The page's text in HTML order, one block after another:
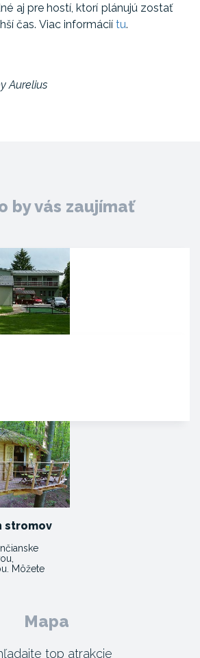
aj pre hostí, ktorí plánujú zostať
čas. Viac informácií tu.
Aurelius
by vás zaujímať
stromov
Môžete
Mapa
top atrakcie